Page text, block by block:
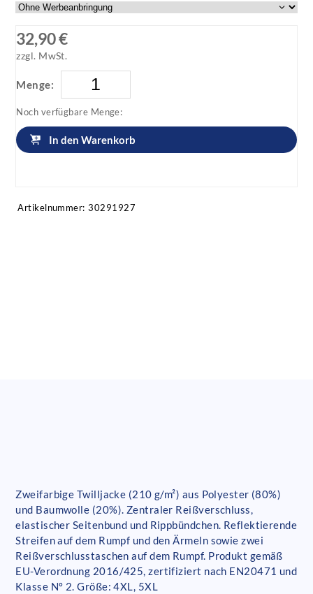
32,90 €
zzgl. MwSt.
Menge:
Noch verfügbare Menge:
In den Warenkorb
Artikelnummer: 30291927
Zweifarbige Twilljacke (210 g/m²) aus Polyester (80%)
und Baumwolle (20%). Zentraler Reißverschluss,
elastischer Seitenbund und Rippbündchen. Reflektierende
Streifen auf dem Rumpf und den Ärmeln sowie zwei
Reißverschlusstaschen auf dem Rumpf. Produkt gemäß
EU-Verordnung 2016/425, zertifiziert nach EN20471 und
Klasse Nº 2. Größe: 4XL, 5XL